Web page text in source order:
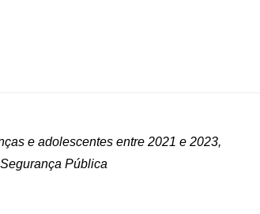
e adolescentes entre 2021 e 2023,
Pública